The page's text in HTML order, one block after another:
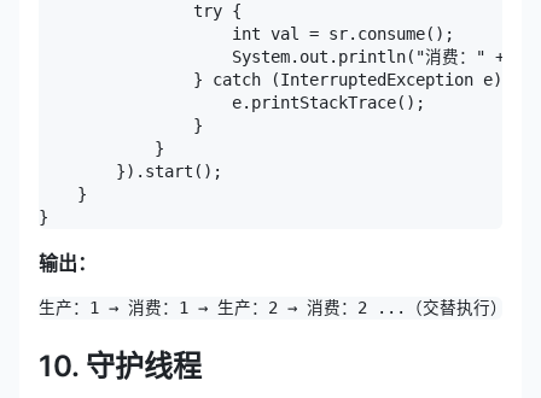
                try {
                    int val = sr.consume();
System.out.println("消费：" +
                } catch (InterruptedException e) {
                    e.printStackTrace();
                }
            }
        }).start();
    }
}
输出：
生产：1 → 消费：1 → 生产：2 → 消费：2 ...（交替执行）
10. 守护线程